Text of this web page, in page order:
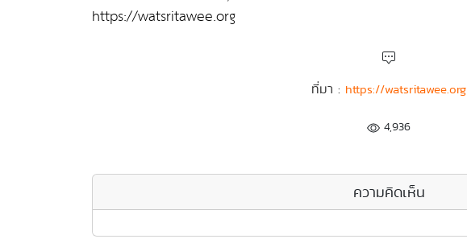
https://watsritawee.org
ที่มา : https://watsritawee.org
4,936
ความคิดเห็น